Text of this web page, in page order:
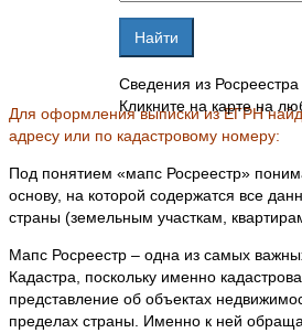
Сведения из Росреестра
Кликните на карте на
Для оформления выписки из ЕГРН
адресу или по кадастровому номеру:
Под понятием «мапс Росреестр»
основу, на которой содержатся все
страны (земельным участкам,
Мапс Росреестр – одна из самых
Кадастра, поскольку именно
представление об объектах
пределах страны. Именно к ней